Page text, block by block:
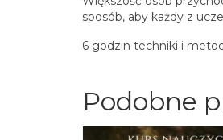
sposób, aby każdy z
6 godzin techniki i
Podobne